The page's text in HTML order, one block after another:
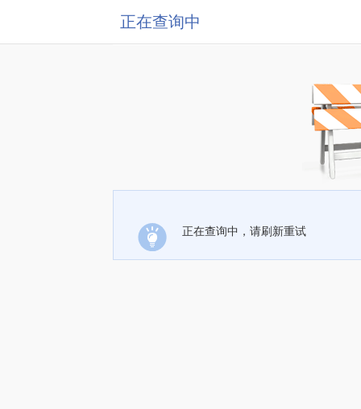
正在查询中
正在查询中，请刷新重试